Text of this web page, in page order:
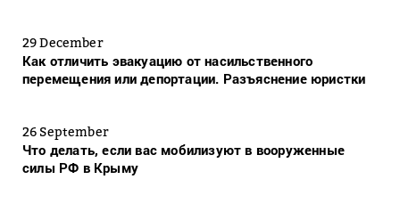
29 December
Как отличить эвакуацию от насильственного
перемещения или депортации. Разъяснение юристки
26 September
Что делать, если вас мобилизуют в вооруженные
силы РФ в Крыму